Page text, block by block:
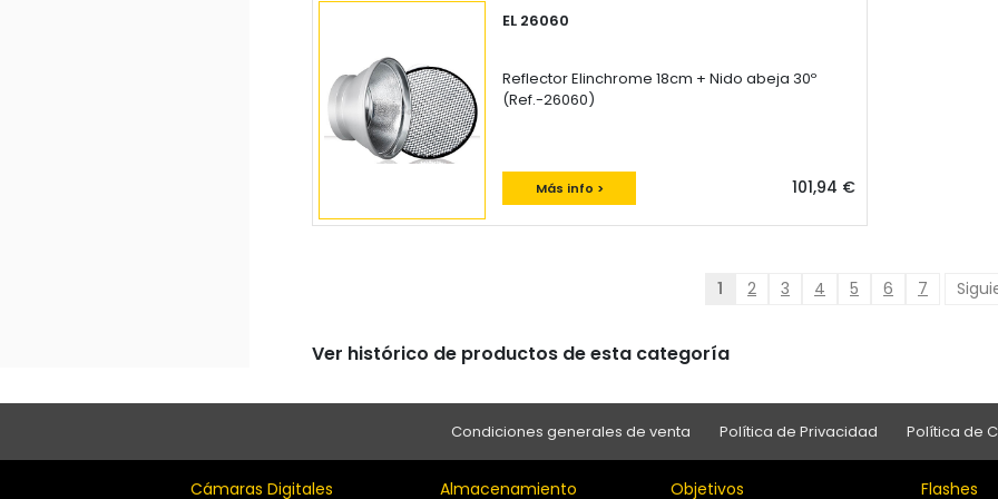
EL 26060
Reflector Elinchrome 18cm + Nido abeja 30º
(Ref.-26060)
Más info > 101,94 €
1 2 3 4 5 6 7
Ver histórico de productos de esta categoría
Condiciones generales de venta Política de Privacidad Política de
Cámaras Digitales Almacenamiento Objetivos Flashes